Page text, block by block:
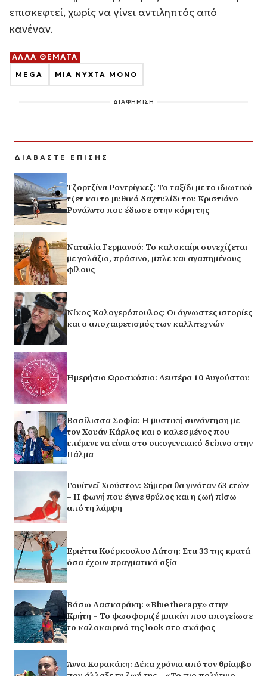
επισκεφτεί, χωρίς να γίνει αντιληπτός από
κανέναν.
ΑΛΛΑ ΘΕΜΑΤΑ
MEGA ΜΙΑ ΝΥΧΤΑ ΜΟΝΟ
ΔΙΑΦΗΜΙΣΗ
ΔΙΑΒΑΣΤΕ ΕΠΙΣΗΣ
Τζορτζίνα Ροντρίγκεζ: Το ταξίδι με το ιδιωτικό
τζετ και το μυθικό δαχτυλίδι του Κριστιάνο
Ρονάλντο που έδωσε στην κόρη της
Ναταλία Γερμανού: Το καλοκαίρι συνεχίζεται
με γαλάζιο, πράσινο, μπλε και αγαπημένους
φίλους
Νίκος Καλογερόπουλος: Οι άγνωστες ιστορίες
και ο αποχαιρετισμός των καλλιτεχνών
Ημερήσιο Ωροσκόπιο: Δευτέρα 10 Αυγούστου
Βασίλισσα Σοφία: H μυστική συνάντηση με
τον Χουάν Κάρλος και ο καλεσμένος που
επέμενε να είναι στο οικογενειακό δείπνο στην
Πάλμα
Γουίτνεϊ Χιούστον: Σήμερα θα γινόταν 63 ετών
– Η φωνή που έγινε θρύλος και η ζωή πίσω
από τη λάμψη
Εριέττα Κούρκουλου Λάτση: Στα 33 της κρατά
όσα έχουν πραγματικά αξία
Βάσω Λασκαράκη: «Blue therapy» στην
Κρήτη – Το φωσφοριζέ μπικίνι που απογείωσε
το καλοκαιρινό της look στο σκάφος
Άννα Κορακάκη: Δέκα χρόνια από τον θρίαμβο